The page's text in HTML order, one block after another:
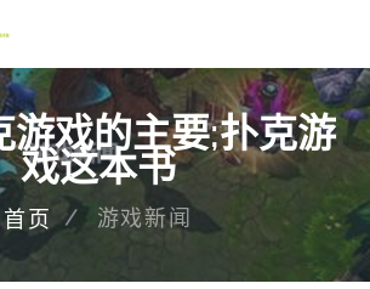
游戏的主要;扑克游
戏这本书
首页 游戏新闻